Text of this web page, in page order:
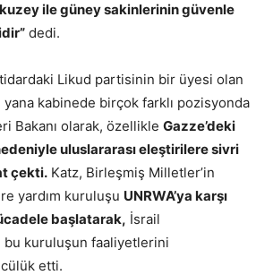
ile güney sakinlerinin güvenle
dedi.
Likud partisinin bir üyesi olan
yana kabinede birçok farklı pozisyonda
Bakanı olarak, özellikle Gazze’deki
uluslararası eleştirilere sivri
çekti. Katz, Birleşmiş Milletler’in
yardım kuruluşu UNRWA’ya karşı
başlatarak, İsrail
bu kuruluşun faaliyetlerini
etti.